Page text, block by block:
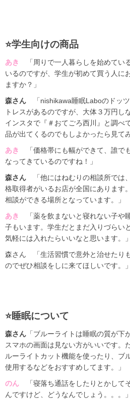
⭐️学生向けの商品
あき
「周りで一人暮らしを始めてい
いるのですが、学生が初めて買う人に
ますか？」
森さん 「nishikawa睡眠Laboのドッ
トレスがあるのですが、大体３万円し
インスタで『＃おてごろ西川』と調べ
品が出てくるのでもしよかったら見て
あき
「価格帯にも幅ができて、誰で
なってきているのですね！」
森さん 「他にはねむりの相談所では
格取得者がいるお店が全国にあります
相談ができる場所となっています。」
あき
「薬を飲まないと寝れない子や
子もいます。学生だとまだ入りづらい
気軽には入れたらいいなと思います。」
森さん 「生活習慣で意外と治せたり
のでぜひ相談をしに来てほしいです。」
⭐️睡眠について
森さん 「ブルーライトは睡眠の質が下
スマホの画面は見ない方がいいです。
ルーライトカット機能を使ったり、ブ
使用するなどをおすすめしてます。」
のん 「寝落ち通話をしたりとかして
んですけど、どうなんでしょう。。。」